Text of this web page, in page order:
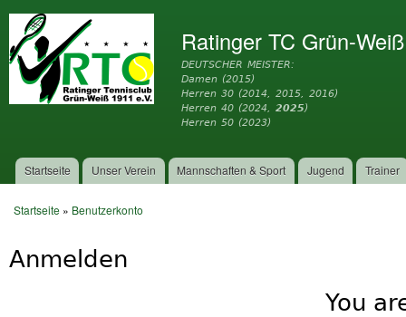
Ratinger TC Grün-
DEUTSCHER MEISTER:
Damen (2015)
Herren 30 (2014, 2015, 2016)
Herren 40 (2024,2025)
Herren 50 (2023)
Hauptmenü
Startseite Unser Verein Mannschaften & Sport Jugend Trainer
Startseite » Benutzerkonto
Anmelden
You